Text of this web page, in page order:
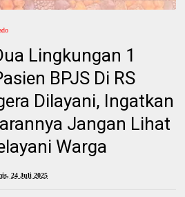
Lingkungan 1
BPJS Di RS
Dilayani, Ingatkan
Jangan Lihat
Warga
24 Juli 2025